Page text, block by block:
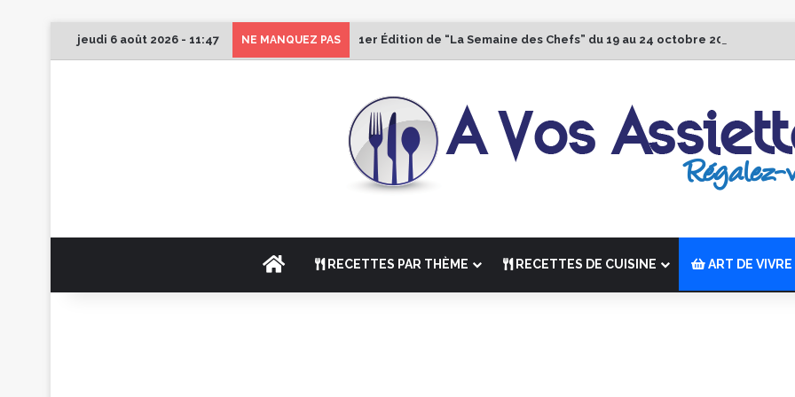
jeudi 6 août 2026 - 11:47 NE MANQUEZ PAS 1er Édition de “La Semaine des Chefs” du 19 au 24 octobre 2026
ACCUEILRECETTES PAR THÈME RECETTES DE CUISINE ART DE VIVRE